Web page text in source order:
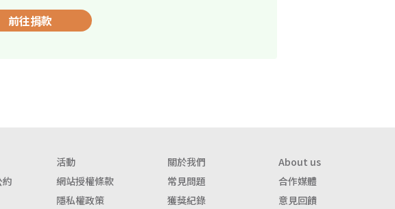
前往捐款
活動 關於我們
About us
網站授權條款 常見問題
合作媒體
隱私權政策 獲獎紀錄 意見回饋